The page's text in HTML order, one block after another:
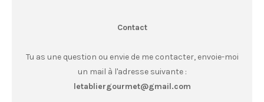
Contact
Tu as une question ou envie de me contacter, envoie-moi
un mail à l'adresse suivante :
letabliergourmet@gmail.com